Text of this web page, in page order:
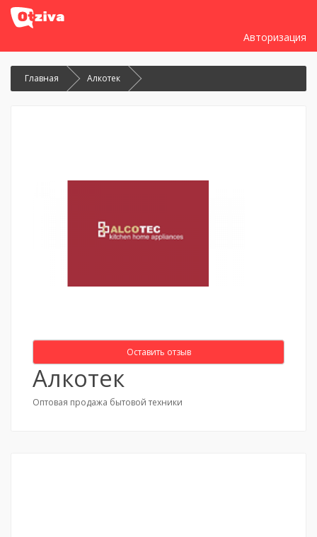
Авторизация
Главная Алкотек
Оставить отзыв
Алкотек
Оптовая продажа бытовой техники